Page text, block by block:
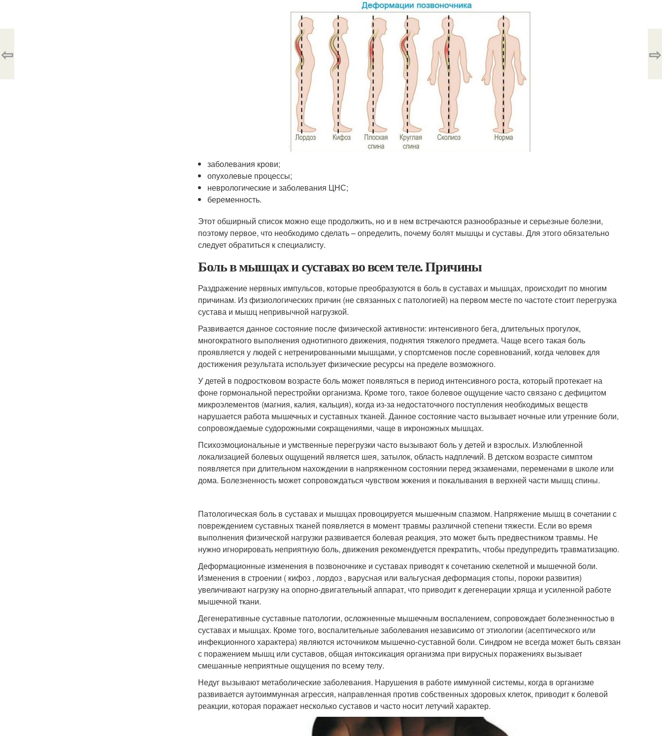
заболевания крови;
опухолевые процессы;
неврологические и заболевания ЦНС;
беременность.
Этот обширный список можно еще продолжить, но и в нем встречаются разнообразные и серьезные болезни,
поэтому первое, что необходимо сделать – определить, почему болят мышцы и суставы. Для этого обязательно
следует обратиться к специалисту.
Боль в мышцах и суставах во всем теле. Причины
Раздражение нервных импульсов, которые преобразуются в боль в суставах и мышцах, происходит по многим
причинам. Из физиологических причин (не связанных с патологией) на первом месте по частоте стоит перегрузка
сустава и мышц непривычной нагрузкой.
Развивается данное состояние после физической активности: интенсивного бега, длительных прогулок,
многократного выполнения однотипного движения, поднятия тяжелого предмета. Чаще всего такая боль
проявляется у людей с нетренированными мышцами, у спортсменов после соревнований, когда человек для
достижения результата использует физические ресурсы на пределе возможного.
У детей в подростковом возрасте боль может появляться в период интенсивного роста, который протекает на
фоне гормональной перестройки организма. Кроме того, такое болевое ощущение часто связано с дефицитом
микроэлементов (магния, калия, кальция), когда из-за недостаточного поступления необходимых веществ
нарушается работа мышечных и суставных тканей. Данное состояние часто вызывает ночные или утренние боли,
сопровождаемые судорожными сокращениями, чаще в икроножных мышцах.
Психоэмоциональные и умственные перегрузки часто вызывают боль у детей и взрослых. Излюбленной
локализацией болевых ощущений является шея, затылок, область надплечий. В детском возрасте симптом
появляется при длительном нахождении в напряженном состоянии перед экзаменами, переменами в школе или
дома. Болезненность может сопровождаться чувством жжения и покалывания в верхней части мышц спины.
Патологическая боль в суставах и мышцах провоцируется мышечным спазмом. Напряжение мышц в сочетании с
повреждением суставных тканей появляется в момент травмы различной степени тяжести. Если во время
выполнения физической нагрузки развивается болевая реакция, это может быть предвестником травмы. Не
нужно игнорировать неприятную боль, движения рекомендуется прекратить, чтобы предупредить травматизацию.
Деформационные изменения в позвоночнике и суставах приводят к сочетанию скелетной и мышечной боли.
Изменения в строении ( кифоз , лордоз , варусная или вальгусная деформация стопы, пороки развития)
увеличивают нагрузку на опорно-двигательный аппарат, что приводит к дегенерации хряща и усиленной работе
мышечной ткани.
Дегенеративные суставные патологии, осложненные мышечным воспалением, сопровождает болезненностью в
суставах и мышцах. Кроме того, воспалительные заболевания независимо от этиологии (асептического или
инфекционного характера) являются источником мышечно-суставной боли. Синдром не всегда может быть связан
с поражением мышц или суставов, общая интоксикация организма при вирусных поражениях вызывает
смешанные неприятные ощущения по всему телу.
Недуг вызывают метаболические заболевания. Нарушения в работе иммунной системы, когда в организме
развивается аутоиммунная агрессия, направленная против собственных здоровых клеток, приводит к болевой
реакции, которая поражает несколько суставов и часто носит летучий характер.
⇦ ⇨